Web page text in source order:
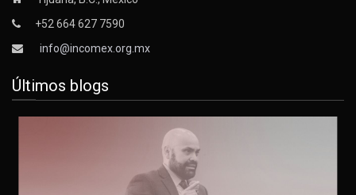
+52 664 627 7590
info@incomex.org.mx
Últimos blogs